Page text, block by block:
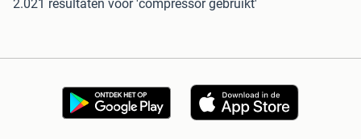
2.021 resultaten voor 'compressor gebruikt'